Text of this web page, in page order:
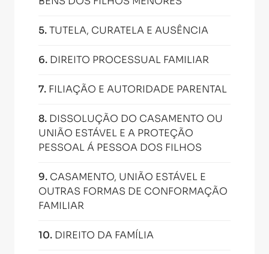
5.TUTELA, CURATELA E AUSÊNCIA
6. DIREITO PROCESSUAL FAMILIAR
7. FILIAÇÃO E AUTORIDADE PARENTAL
8. DISSOLUÇÃO DO CASAMENTO OU
UNIÃO ESTÁVEL E A PROTEÇÃO
PESSOAL Á PESSOA DOS FILHOS
9. CASAMENTO, UNIÃO ESTÁVEL E
OUTRAS FORMAS DE CONFORMAÇÃO
FAMILIAR
10. DIREITO DA FAMÍLIA